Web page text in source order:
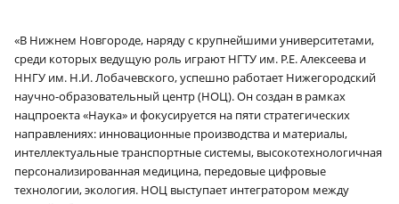
«В Нижнем Новгороде, наряду с крупнейшими университетами,
среди которых ведущую роль играют НГТУ им. Р.Е. Алексеева и
ННГУ им. Н.И. Лобачевского, успешно работает Нижегородский
научно-образовательный центр (НОЦ). Он создан в рамках
нацпроекта «Наука» и фокусируется на пяти стратегических
направлениях: инновационные производства и материалы,
интеллектуальные транспортные системы, высокотехнологичная
персонализированная медицина, передовые цифровые
технологии, экология. НОЦ выступает интегратором между